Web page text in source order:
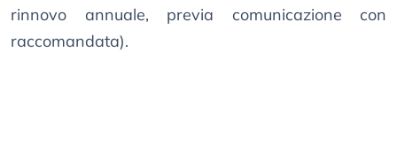
rinnovo annuale, previa comunicazione con
raccomandata).